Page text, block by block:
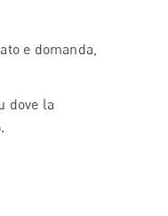
e domanda,
dove la